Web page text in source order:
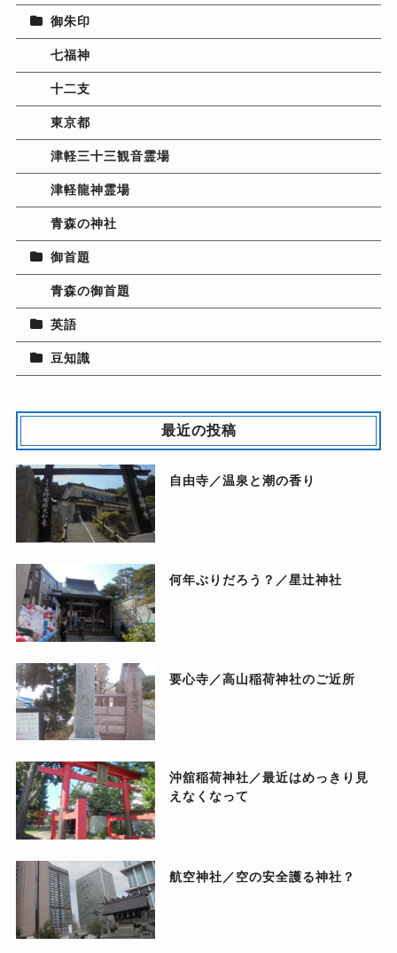
御朱印
七福神
十二支
東京都
津軽三十三観音霊場
津軽龍神霊場
青森の神社
御首題
青森の御首題
英語
豆知識
最近の投稿
自由寺／温泉と潮の香り
何年ぶりだろう？／星辻神社
要心寺／高山稲荷神社のご近所
沖舘稲荷神社／最近はめっきり見
えなくなって
航空神社／空の安全護る神社？